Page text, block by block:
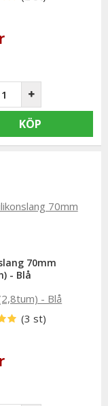
KÖP
70mm
- Blå
(3 st)